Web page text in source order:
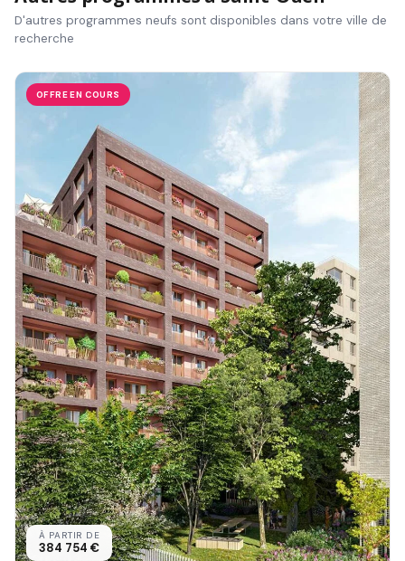
D'autres programmes neufs sont disponibles dans votre ville de
recherche
OFFRE EN COURS
À PARTIR DE
384 754 €